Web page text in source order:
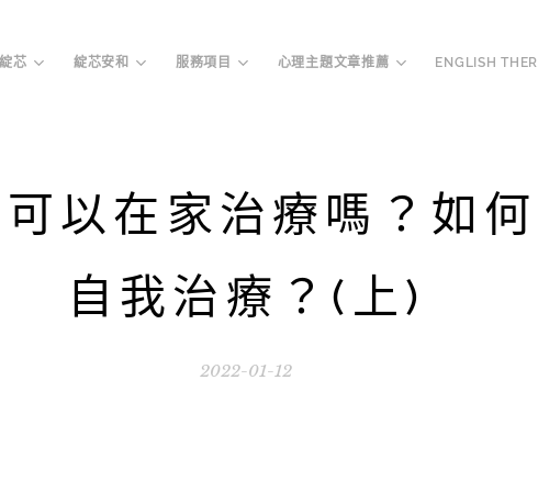
綻芯 綻芯安和 服務項目 心理主題文章推薦 ENGLISH
以在家治療嗎？如
自我治療？(上)
2022-01-12